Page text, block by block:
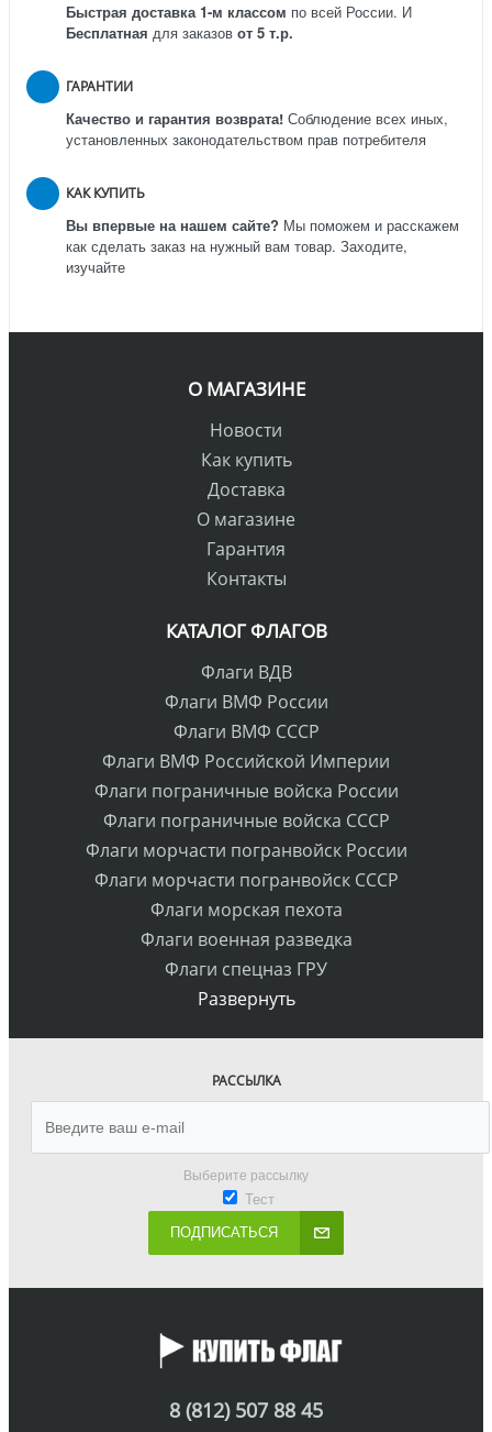
Быстрая доставка 1-м классом по всей России. И
Бесплатная для заказов от 5 т.р.
ГАРАНТИИ
Качество и гарантия возврата! Соблюдение всех иных,
установленных законодательством прав потребителя
КАК КУПИТЬ
Вы впервые на нашем сайте? Мы поможем и расскажем
как сделать заказ на нужный вам товар. Заходите,
изучайте
О МАГАЗИНЕ
Новости
Как купить
Доставка
О магазине
Гарантия
Контакты
КАТАЛОГ ФЛАГОВ
Флаги ВДВ
Флаги ВМФ России
Флаги ВМФ СССР
Флаги ВМФ Российской Империи
Флаги пограничные войска России
Флаги пограничные войска СССР
Флаги морчасти погранвойск России
Флаги морчасти погранвойск СССР
Флаги морская пехота
Флаги военная разведка
Флаги спецназ ГРУ
Развернуть
РАССЫЛКА
Выберите рассылку
Тест
ПОДПИСАТЬСЯ
8 (812) 507 88 45